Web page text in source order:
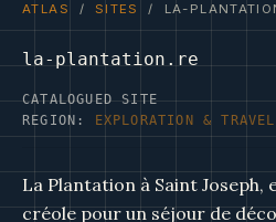
ATLAS / SITES / LA-
la-plantation.re
CATALOGUED SITE
REGION:
EXPLORATION & TRAVEL
La Plantation à Saint Joseph,
créole pour un séjour de